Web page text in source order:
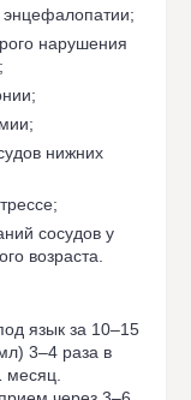
энцефалопатии;
нарушения
нижних
сосудов у
возраста.
язык за 10–15
3–4 раза в